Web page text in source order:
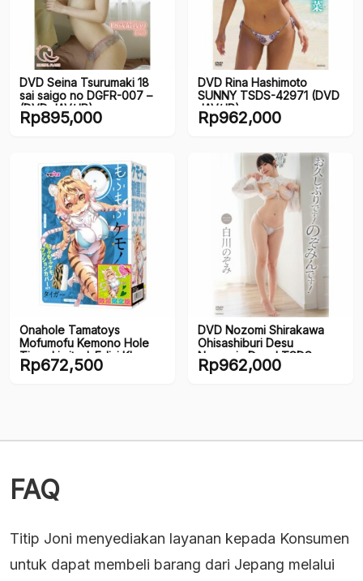
DVD Seina Tsurumaki 18
sai saigo no DGFR-007 –
(DVD JAV/JP)
Rp895,000
DVD Rina Hashimoto
SUNNY TSDS-42971 (DVD
JAV/JP)
Rp962,000
Onahole Tamatoys
Mofumofu Kemono Hole
Tiger Limited: Edisi Khusus
dengan Bonus (150mm)
Rp672,500
DVD Nozomi Shirakawa
Ohisashiburi Desu
Nozomin Desu! TSDS-
42862 (DVD JAV/JP)
Rp962,000
FAQ
Titip Joni menyediakan layanan kepada Konsumen
untuk dapat membeli barang dari Jepang melalui